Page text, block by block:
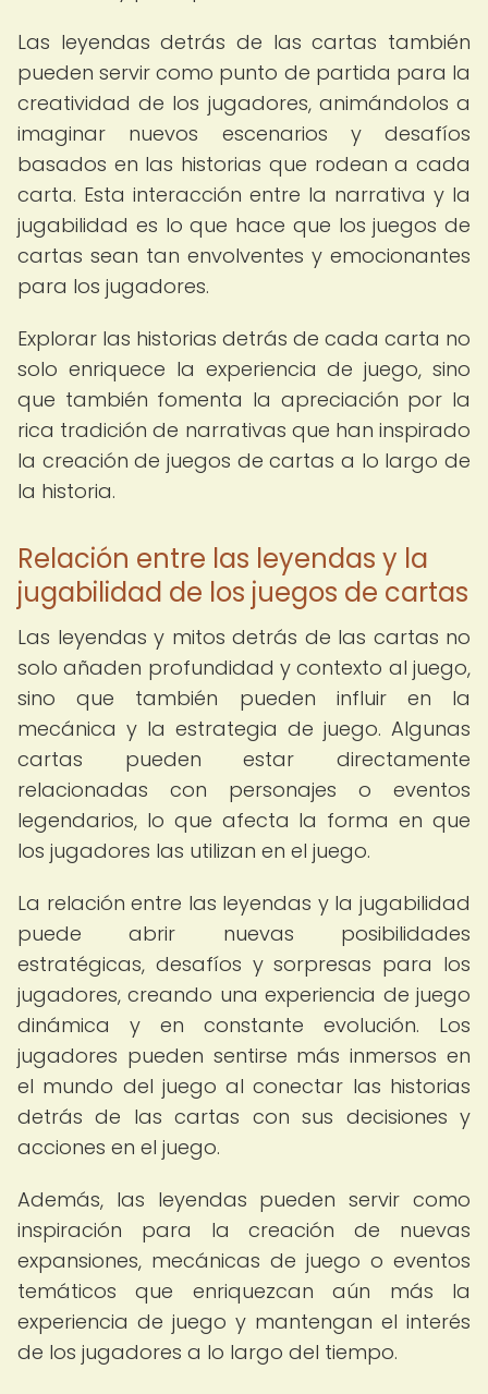
Las leyendas detrás de las cartas también
pueden servir como punto de partida para la
creatividad de los jugadores, animándolos a
imaginar nuevos escenarios y desafíos
basados en las historias que rodean a cada
carta. Esta interacción entre la narrativa y la
jugabilidad es lo que hace que los juegos de
cartas sean tan envolventes y emocionantes
para los jugadores.
Explorar las historias detrás de cada carta no
solo enriquece la experiencia de juego, sino
que también fomenta la apreciación por la
rica tradición de narrativas que han inspirado
la creación de juegos de cartas a lo largo de
la historia.
Relación entre las leyendas y la
jugabilidad de los juegos de cartas
Las leyendas y mitos detrás de las cartas no
solo añaden profundidad y contexto al juego,
sino que también pueden influir en la
mecánica y la estrategia de juego. Algunas
cartas pueden estar directamente
relacionadas con personajes o eventos
legendarios, lo que afecta la forma en que
los jugadores las utilizan en el juego.
La relación entre las leyendas y la jugabilidad
puede abrir nuevas posibilidades
estratégicas, desafíos y sorpresas para los
jugadores, creando una experiencia de juego
dinámica y en constante evolución. Los
jugadores pueden sentirse más inmersos en
el mundo del juego al conectar las historias
detrás de las cartas con sus decisiones y
acciones en el juego.
Además, las leyendas pueden servir como
inspiración para la creación de nuevas
expansiones, mecánicas de juego o eventos
temáticos que enriquezcan aún más la
experiencia de juego y mantengan el interés
de los jugadores a lo largo del tiempo.